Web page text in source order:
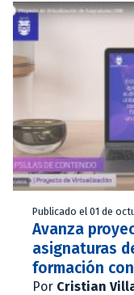
Publicado el 01 de
Avanza
asignaturas
formación
Por Cristian